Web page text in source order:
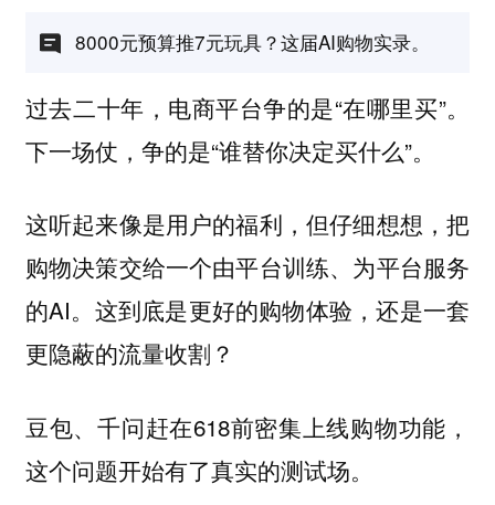
8000元预算推7元玩具？这届AI购物实录。
过去二十年，电商平台争的是“在哪里买”。
下一场仗，争的是“谁替你决定买什么”。
这听起来像是用户的福利，但仔细想想，把
购物决策交给一个由平台训练、为平台服务
的AI。这到底是更好的购物体验，还是一套
更隐蔽的流量收割？
豆包、千问赶在618前密集上线购物功能，
这个问题开始有了真实的测试场。